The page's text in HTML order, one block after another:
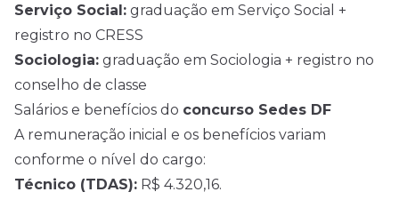
Serviço Social: graduação em Serviço Social +
registro no CRESS
Sociologia: graduação em Sociologia + registro no
conselho de classe
Salários e benefícios do concurso Sedes DF
A remuneração inicial e os benefícios variam
conforme o nível do cargo:
Técnico (TDAS): R$ 4.320,16.